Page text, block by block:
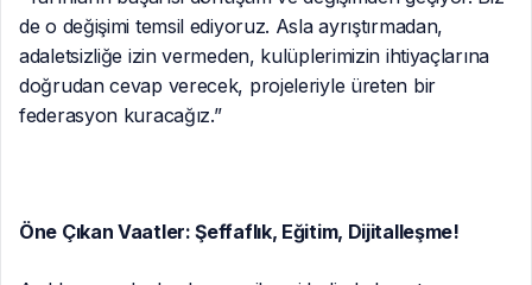
de o değişimi temsil ediyoruz. Asla ayrıştırmadan,
adaletsizliğe izin vermeden, kulüplerimizin ihtiyaçlarına
doğrudan cevap verecek, projeleriyle üreten bir
federasyon kuracağız.”
Öne Çıkan Vaatler: Şeffaflık, Eğitim, Dijitalleşme!